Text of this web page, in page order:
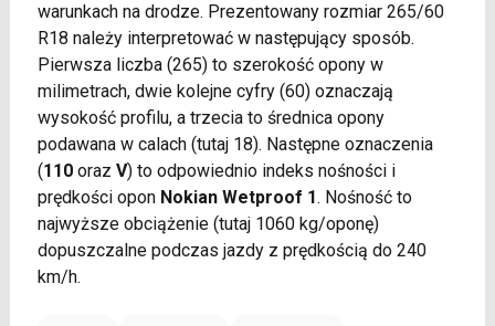
warunkach na drodze. Prezentowany rozmiar 265/60
R18 należy interpretować w następujący sposób.
Pierwsza liczba (265) to szerokość opony w
milimetrach, dwie kolejne cyfry (60) oznaczają
wysokość profilu, a trzecia to średnica opony
podawana w calach (tutaj 18). Następne oznaczenia
(110oraz V) to odpowiednio indeks nośności i
prędkości opon Nokian Wetproof 1. Nośność to
najwyższe obciążenie (tutaj 1060 kg/oponę)
dopuszczalne podczas jazdy z prędkością do 240
km/h.